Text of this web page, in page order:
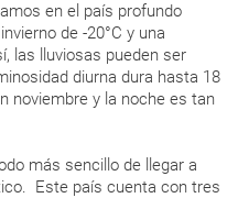
en el país profundo
de -20°C y una
las lluviosas pueden ser
diurna dura hasta 18
noviembre y la noche es tan
más sencillo de llegar a
Este país cuenta con tres